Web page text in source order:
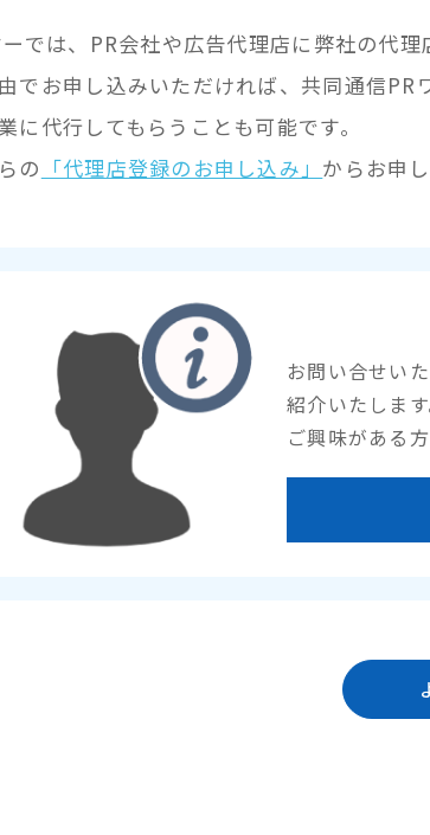
では、PR会社や広告代理店に弊社の代理
でお申し込みいただければ、共同通信
に代行してもらうことも可能です。
の 「代理店登録のお申し込み」 からお申
お問い合せい
紹介いたします
ご興味がある